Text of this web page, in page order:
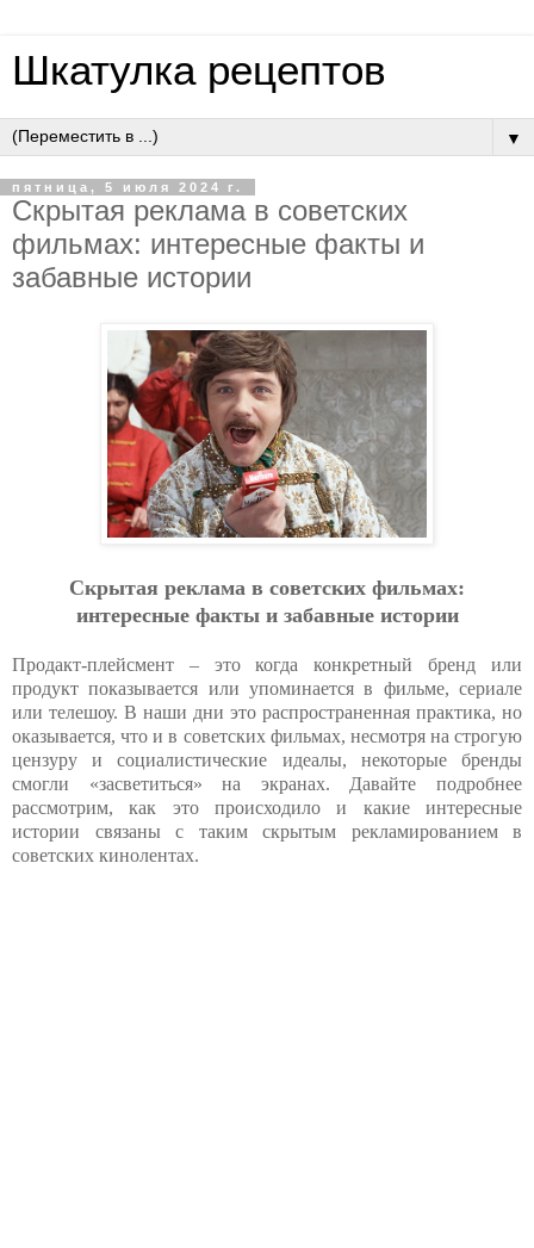
Шкатулка рецептов
▼
пятница, 5 июля 2024 г.
Скрытая реклама в советских
фильмах: интересные факты и
забавные истории
Скрытая реклама в советских фильмах:
интересные факты и забавные истории
Продакт-плейсмент – это когда конкретный бренд или
продукт показывается или упоминается в фильме, сериале
или телешоу. В наши дни это распространенная практика, но
оказывается, что и в советских фильмах, несмотря на строгую
цензуру и социалистические идеалы, некоторые бренды
смогли «засветиться» на экранах. Давайте подробнее
рассмотрим, как это происходило и какие интересные
истории связаны с таким скрытым рекламированием в
советских кинолентах.